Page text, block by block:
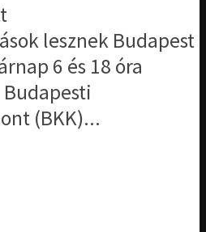
lesznek Budapest
6 és 18 óra
(BKK)...